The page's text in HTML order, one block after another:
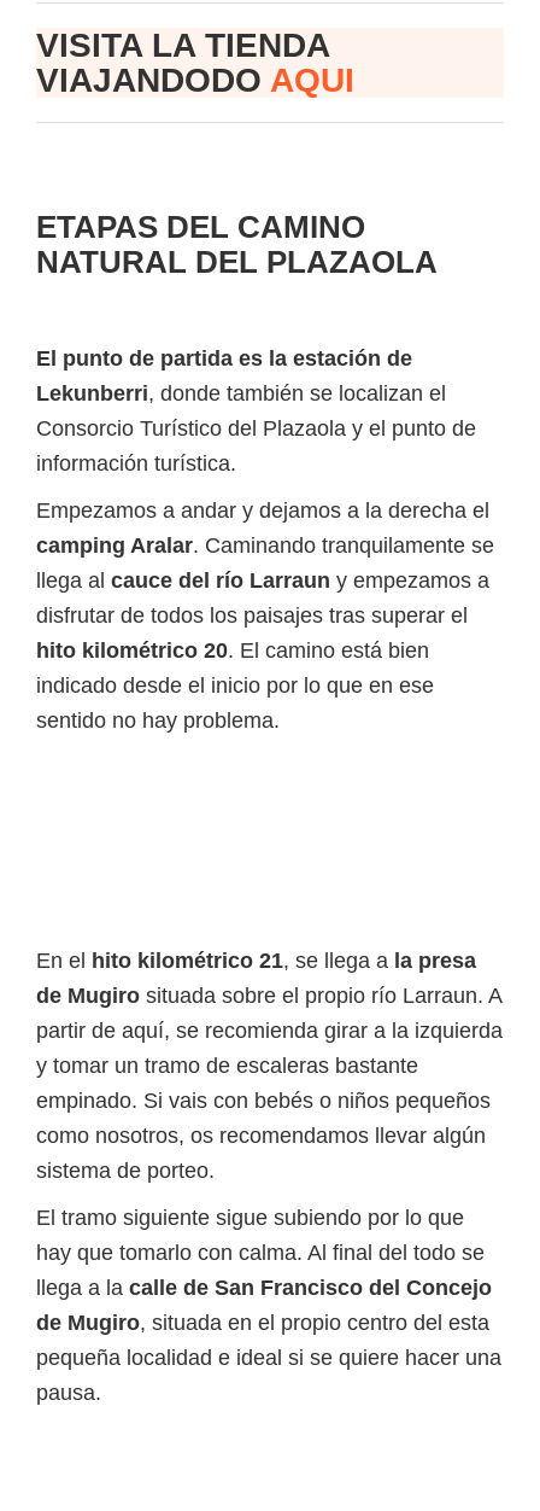
VISITA LA TIENDA
VIAJANDODO AQUI
ETAPAS DEL CAMINO
NATURAL DEL PLAZAOLA
El punto de partida es la estación de
Lekunberri, donde también se localizan el
Consorcio Turístico del Plazaola y el punto de
información turística.
Empezamos a andar y dejamos a la derecha el
camping Aralar. Caminando tranquilamente se
llega al cauce del río Larraun y empezamos a
disfrutar de todos los paisajes tras superar el
hito kilométrico 20. El camino está bien
indicado desde el inicio por lo que en ese
sentido no hay problema.
En el hito kilométrico 21, se llega a la presa
de Mugiro situada sobre el propio río Larraun. A
partir de aquí, se recomienda girar a la izquierda
y tomar un tramo de escaleras bastante
empinado. Si vais con bebés o niños pequeños
como nosotros, os recomendamos llevar algún
sistema de porteo.
El tramo siguiente sigue subiendo por lo que
hay que tomarlo con calma. Al final del todo se
llega a la calle de San Francisco del Concejo
de Mugiro, situada en el propio centro del esta
pequeña localidad e ideal si se quiere hacer una
pausa.